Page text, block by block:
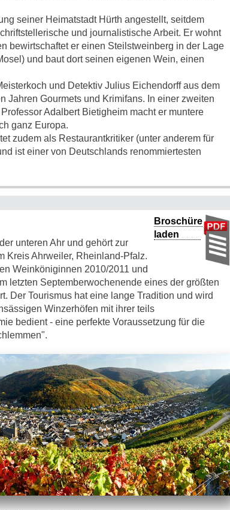
seiner Heimatstadt Hürth angestellt, seitdem
und journalistische Arbeit. Er wohnt
bewirtschaftet er einen Steilstweinberg in der Lage
und baut dort seinen eigenen Wein, einen
und Detektiv Julius Eichendorff aus dem
Jahren Gourmets und Krimifans. In einer zweiten
Adalbert Bietigheim macht er muntere
ganz Europa.
zudem als Restaurantkritiker (unter anderem für
ist einer von Deutschlands renommiertesten
Broschüre
laden
unteren Ahr und gehört zur
Kreis Ahrweiler, Rheinland-Pfalz.
Weinköniginnen 2010/2011 und
letzten Septemberwochenende eines der größten
Der Tourismus hat eine lange Tradition und wird
Winzerhöfen mit ihrer teils
bedient - eine perfekte Voraussetzung für die